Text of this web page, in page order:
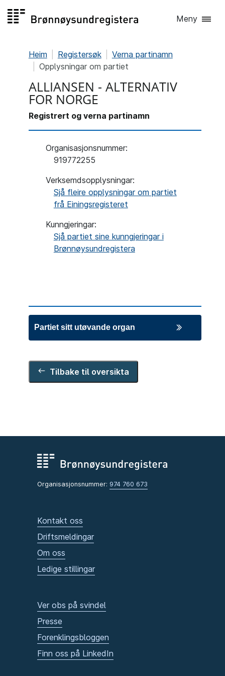
til
Meny
Heim Registersøk
Verna partinamn
Opplysningar om partiet
ALLIANSEN - ALTERNATIV
FOR NORGE
Registrert og verna partinamn
Organisasjonsnummer:
919772255
Verksemdsopplysningar:
Sjå fleire opplysningar om partiet
frå Einingsregisteret
Kunngjeringar:
Sjå partiet sine kunngjeringar i
Brønnøysundregistera
Partiet sitt utøvande organ
Tilbake til oversikta
Organisasjonsnummer: 974 760 673
Kontakt oss
Driftsmeldingar
Om oss
Ledige stillingar
Ver obs på svindel
Presse
Forenklingsbloggen
Finn oss på LinkedIn